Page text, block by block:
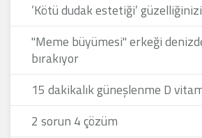
’Kötü dudak estetiği’
"Meme büyümesi" erkeği
bırakıyor
15 dakikalık güneşlenme D
2 sorun 4 çözüm